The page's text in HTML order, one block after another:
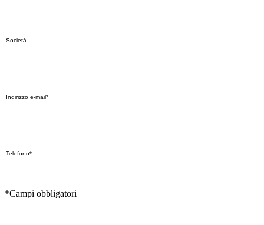
*Campi obbligatori